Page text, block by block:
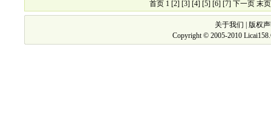
首页 1 [2] [3] [4] [5] [6] [7] 下一页 末页
关于我们
版权
Copyright © 2005-2010